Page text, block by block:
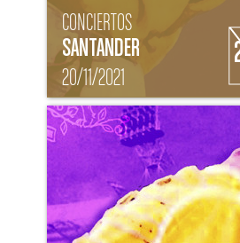
CONCIERTOS
SANTANDER
20/11/2021